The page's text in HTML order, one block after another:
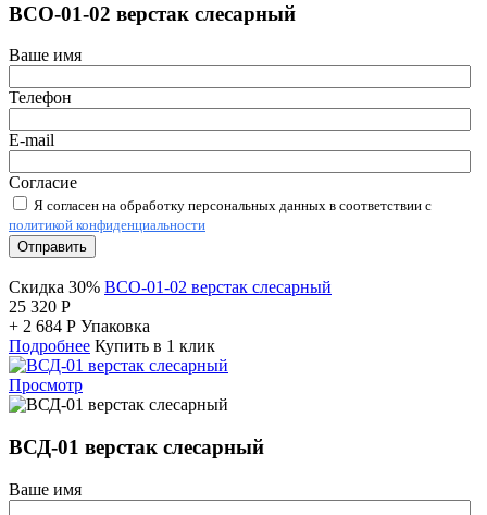
ВСО-01-02 верстак слесарный
Ваше имя
Телефон
E-mail
Согласие
Я согласен на обработку персональных данных в соответствии с
политикой конфиденциальности
Отправить
Скидка 30% ВСО-01-02 верстак слесарный
25 320 Р
+ 2 684 Р Упаковка
Подробнее Купить в 1 клик
Просмотр
ВСД-01 верстак слесарный
Ваше имя